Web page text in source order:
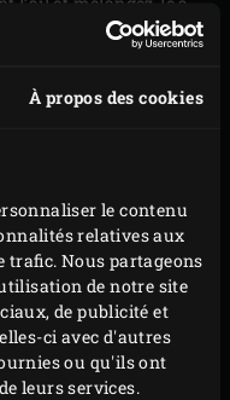
À propos des cookies
le contenu
relatives aux
trafic. Nous partageons
de notre site
de publicité et
ci avec d'autres
ou qu'ils ont
leurs services.
crème fraîche dans
dans le lard
/ ail. Posez les
et fermez le